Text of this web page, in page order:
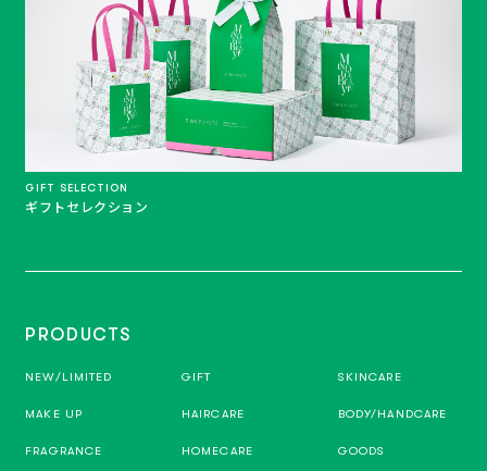
GIFT SELECTION
ギフトセレクション
PRODUCTS
NEW/LIMITED GIFT SKINCARE
MAKE UP HAIRCARE BODY/HANDCARE
FRAGRANCE HOMECARE GOODS